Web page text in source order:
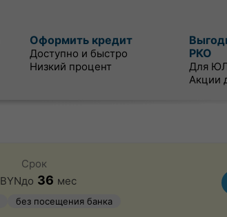
Оформить кредит
Доступно и быстро
Низкий процент
РКО
Для
Акции
BYN
Срок
до 36 мес
без посещения банка